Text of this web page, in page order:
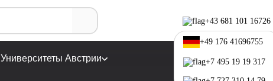
+43 681 101 16726
+49 176 41696755
+7 495 19 19 317
Университеты Австрии Программы обучения